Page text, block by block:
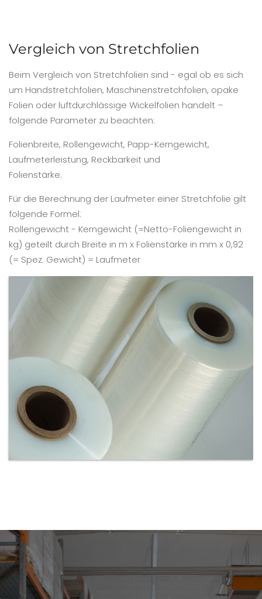
Vergleich von Stretchfolien
Beim Vergleich von Stretchfolien sind - egal ob es sich
um Handstretchfolien, Maschinenstretchfolien, opake
Folien oder luftdurchlässige Wickelfolien handelt –
folgende Parameter zu beachten:
Folienbreite, Rollengewicht, Papp-Kerngewicht,
Laufmeterleistung, Reckbarkeit und
Folienstärke.
Für die Berechnung der Laufmeter einer Stretchfolie gilt
folgende Formel:
Rollengewicht - Kerngewicht (=Netto-Foliengewicht in
kg) geteilt durch Breite in m x Folienstärke in mm x 0,92
(= Spez. Gewicht) = Laufmeter